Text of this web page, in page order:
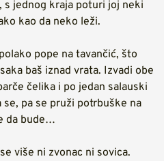
s jednog kraja poturi joj neki
kao da neko leži.
pope na tavančić, što
baš iznad vrata. Izvadi obe
čelika i po jedan salauski
pa se pruži potrbuške na
da bude…
više ni zvonac ni sovica.